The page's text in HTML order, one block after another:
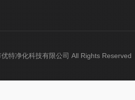
特净化科技有限公司 All Rights